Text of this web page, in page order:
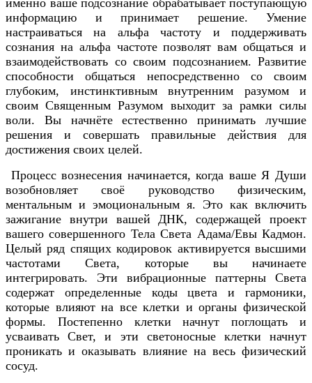
информацию и принимает решение. Умение
настраиваться на альфа частоту и поддерживать
сознания на альфа частоте позволят вам общаться и
взаимодействовать со своим подсознанием. Развитие
способности общаться непосредственно со своим
глубоким, инстинктивным внутренним разумом и
своим Священным Разумом выходит за рамки силы
воли. Вы начнёте естественно принимать лучшие
решения и совершать правильные действия для
достижения своих целей.
Процесс вознесения начинается, когда ваше Я Души
возобновляет своё руководство физическим,
ментальным и эмоциональным я. Это как включить
зажигание внутри вашей ДНК, содержащей проект
вашего совершенного Тела Света Адама/Евы Кадмон.
Целый ряд спящих кодировок активируется высшими
частотами Света, которые вы начинаете
интегрировать. Эти вибрационные паттерны Света
содержат определенные коды цвета и гармоники,
которые влияют на все клетки и органы физической
формы. Постепенно клетки начнут поглощать и
усваивать Свет, и эти светоносные клетки начнут
проникать и оказывать влияние на весь физический
сосуд.